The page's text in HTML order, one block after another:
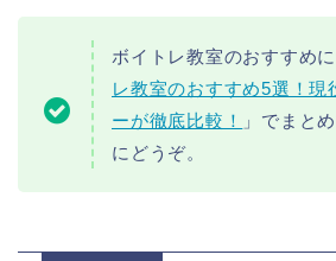
ボイトレ教室のおすすめ
レ教室のおすすめ5選！現
ーが徹底比較！
」でまと
にどうぞ。